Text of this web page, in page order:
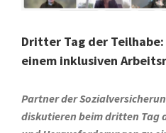
Dritter Tag der Teilhabe:
einem inklusiven
Partner der
diskutieren beim dritten Tag